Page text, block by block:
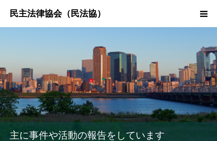
主に事件や活動の報告をしています
民法協とは
民主法律時報
決議・声明・意見書